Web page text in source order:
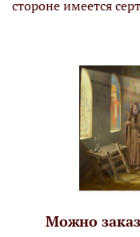
стороне имеется
Можно